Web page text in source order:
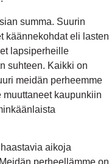
summa. Suurin
käännekohdat eli lasten
lapsiperheille
suhteen. Kaikki on
meidän perheemme
kaupunkiin
aikoja